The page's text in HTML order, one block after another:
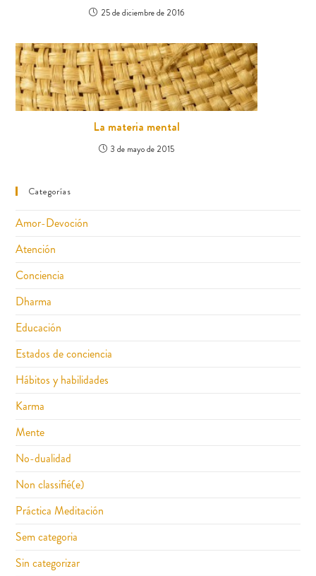
25 de diciembre de 2016
La materia mental
3 de mayo de 2015
Categorías
Amor-Devoción
Atención
Conciencia
Dharma
Educación
Estados de conciencia
Hábitos y habilidades
Karma
Mente
No-dualidad
Non classifié(e)
Práctica Meditación
Sem categoria
Sin categorizar